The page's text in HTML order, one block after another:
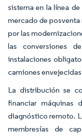
sistema en la línea
mercado de posventa
por las
las conversiones
instalaciones
camiones
La distribución se
financiar máquinas
diagnóstico remoto.
membresías de